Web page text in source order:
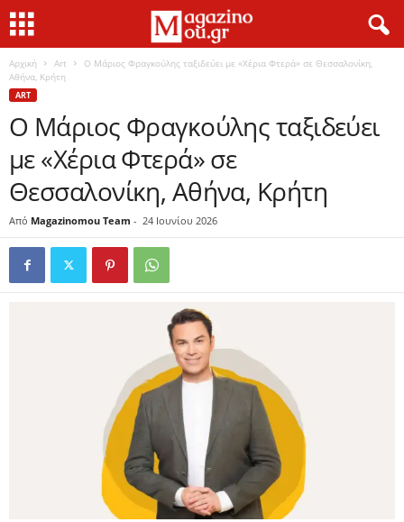
Αρχική Art
Ο Μάριος Φραγκούλης ταξιδεύει με «Χέρια Φτερά» σε Θεσσαλονίκη,
Αθήνα, Κρήτη
ART
Ο Μάριος Φραγκούλης ταξιδεύει
με «Χέρια Φτερά» σε
Θεσσαλονίκη, Αθήνα, Κρήτη
Από Magazinomou Team - 24 Ιουνίου 2026